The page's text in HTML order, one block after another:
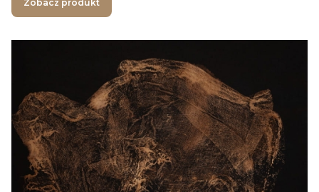
Zobacz produkt